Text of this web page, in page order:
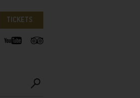
TICKETS